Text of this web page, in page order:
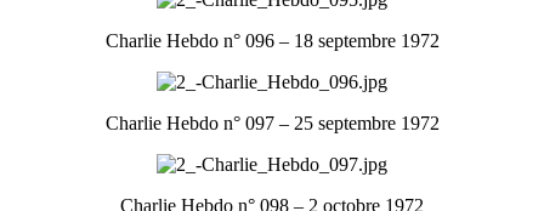
Charlie Hebdo n° 096 – 18 septembre 1972
Charlie Hebdo n° 097 – 25 septembre 1972
Charlie Hebdo n° 098 – 2 octobre 1972